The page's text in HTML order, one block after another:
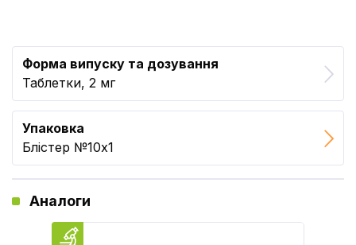
Форма випуску та дозування
Таблетки, 2 мг
Упаковка
Блістер №10x1
Аналоги